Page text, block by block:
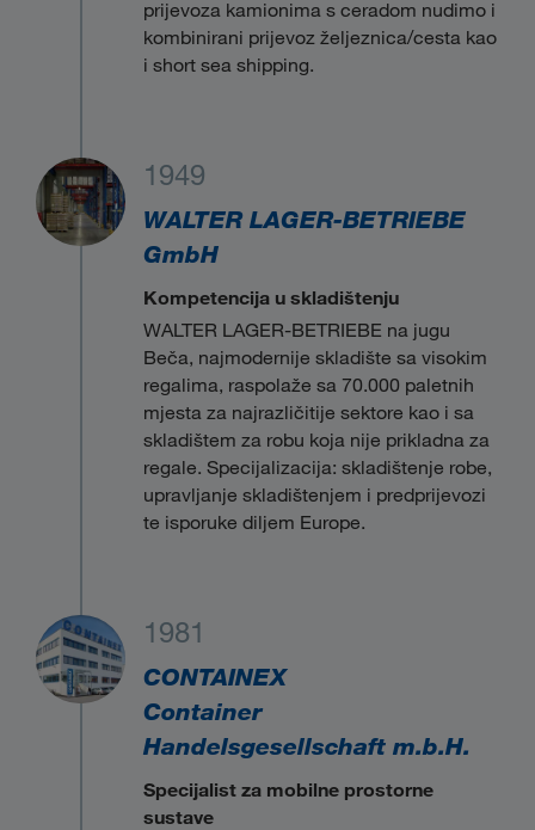
prijevoza kamionima s ceradom nudimo i
kombinirani prijevoz željeznica/cesta kao
i short sea shipping.
1949
WALTER LAGER-BETRIEBE
GmbH
Kompetencija u skladištenju
WALTER LAGER-BETRIEBE na jugu
Beča, najmodernije skladište sa visokim
regalima, raspolaže sa 70.000 paletnih
mjesta za najrazličitije sektore kao i sa
skladištem za robu koja nije prikladna za
regale. Specijalizacija: skladištenje robe,
upravljanje skladištenjem i predprijevozi
te isporuke diljem Europe.
1981
CONTAINEX
Container
Handelsgesellschaft m.b.H.
Specijalist za mobilne prostorne
sustave